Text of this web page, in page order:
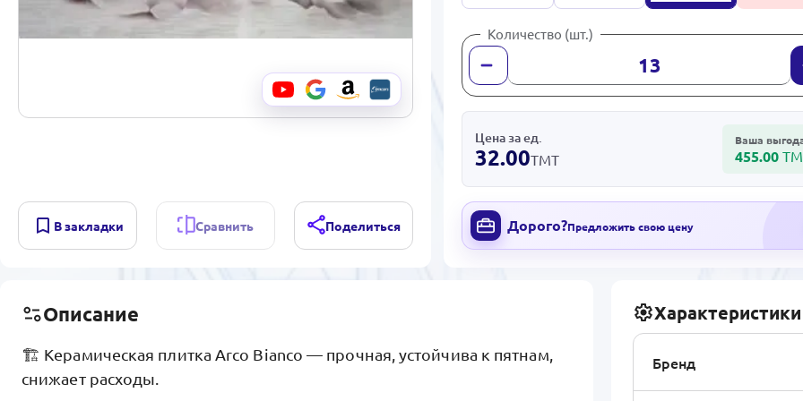
В закладки Сравнить Поделиться
Количество (шт.)
Цена за ед.
32.00ТМТ
Ваша
455.00
Дорого?Предложить свою цену
Описание
🏗️ Керамическая плитка Arco Bianco — прочная, устойчива к пятнам,
снижает расходы.
Характеристики
Бренд